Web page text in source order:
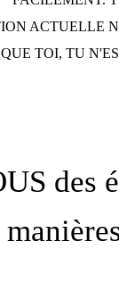
ACTUELLE
TOI, TU
des